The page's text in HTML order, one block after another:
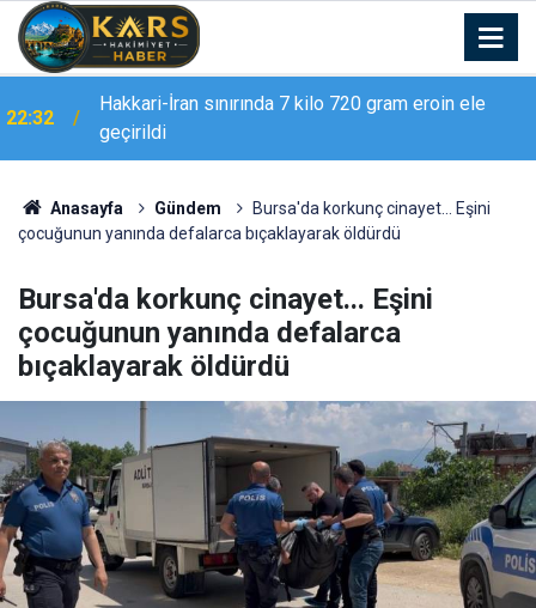
21:02
Erzurum Adliyesi’nde yangın: 2 kişi dumandan
etkilendi
Anasayfa Gündem
Bursa'da korkunç cinayet... Eşini
çocuğunun yanında defalarca bıçaklayarak öldürdü
Bursa'da korkunç cinayet... Eşini
çocuğunun yanında defalarca
bıçaklayarak öldürdü